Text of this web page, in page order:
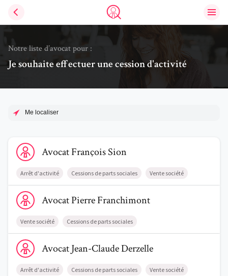
Trouve un avocat
Notre liste d’avocat pour :
Je souhaite effectuer une cession d'activité
Me localiser
Voir le profil de AvocatFrançois Sion
AvocatFrançoisSion
Arrêt d'activité Cessions de parts sociales Vente société
Voir le profil de AvocatPierre Franchimont
AvocatPierreFranchimont
Vente société Cessions de parts sociales
Voir le profil de AvocatJean-Claude Derzelle
AvocatJean-ClaudeDerzelle
Arrêt d'activité Cessions de parts sociales Vente société